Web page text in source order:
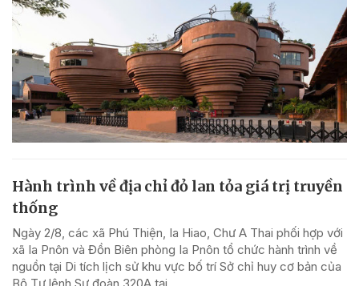
Hành trình về địa chỉ đỏ lan tỏa giá trị truyền
thống
Ngày 2/8, các xã Phú Thiện, Ia Hiao, Chư A Thai phối hợp với
xã Ia Pnôn và Đồn Biên phòng Ia Pnôn tổ chức hành trình về
nguồn tại Di tích lịch sử khu vực bố trí Sở chỉ huy cơ bản của
Bộ Tư lệnh Sư đoàn 320A tại...